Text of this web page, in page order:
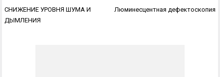
Навигация
по
СНИЖЕНИЕ УРОВНЯ ШУМА И
ДЫМЛЕНИЯ
Люминесцентная дефектоскопия